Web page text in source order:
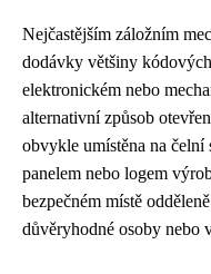
Nejčastějším záložním
dodávky většiny
elektronickém nebo
alternativní způsob
obvykle umístěna na čelní
panelem nebo logem
bezpečném místě
důvěryhodné osoby nebo